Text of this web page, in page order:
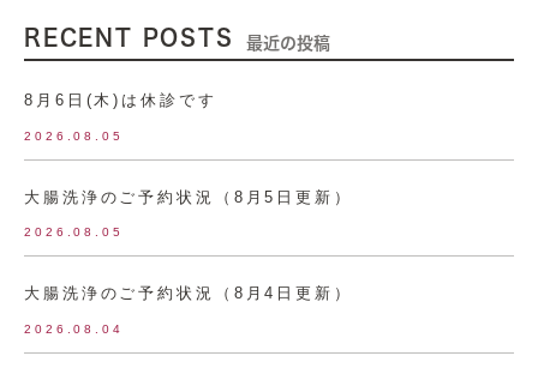
RECENT POSTS 最近の投稿
8月6日(木)は休診です
2026.08.05
大腸洗浄のご予約状況（8月5日更新）
2026.08.05
大腸洗浄のご予約状況（8月4日更新）
2026.08.04